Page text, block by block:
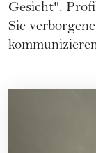
Gesicht".
Sie